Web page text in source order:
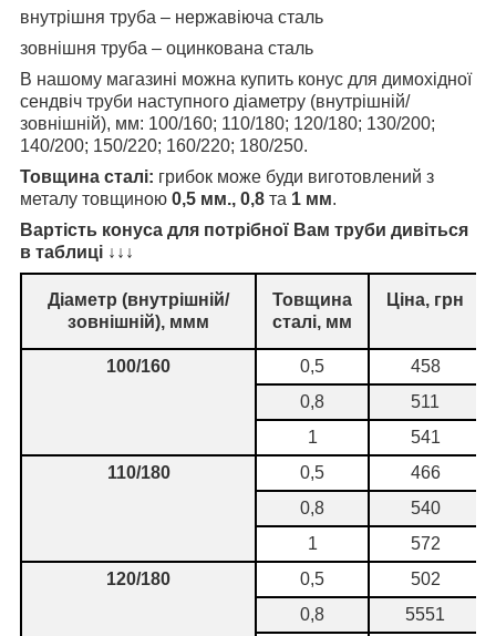
внутрішня труба – нержавіюча сталь
зовнішня труба – оцинкована сталь
В нашому магазині можна купить конус для димохідної
сендвіч труби наступного діаметру (внутрішній/
зовнішній), мм: 100/160; 110/180; 120/180; 130/200;
140/200; 150/220; 160/220; 180/250.
Товщина сталі: грибок може буди виготовлений з
металу товщиною 0,5 мм., 0,8 та 1 мм.
Вартість конуса для потрібної Вам труби дивіться
в таблиці ↓↓↓
Діаметр (внутрішній/
зовнішній), ммм
Товщина
сталі, мм
Ціна, грн
100/160 0,5
458
0,8
511
1
541
110/180
0,5
466
0,8
540
1
572
120/180
0,5
502
0,8
5551